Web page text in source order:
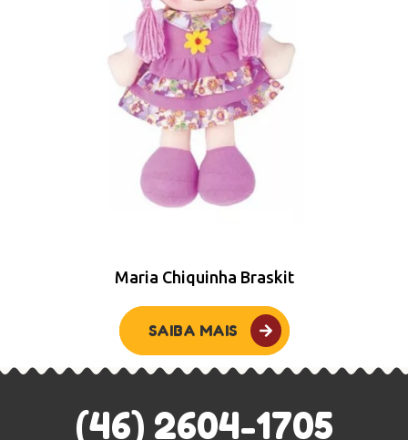
Maria Chiquinha Braskit
SAIBA MAIS
(46) 2604-1705